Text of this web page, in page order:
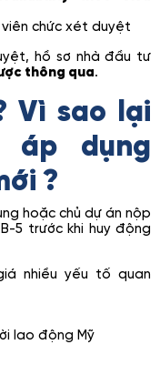
viên chức xét duyệt
hồ sơ nhà đầu tư
thông qua.
Vì sao lại
áp dụng
?
hoặc chủ dự án nộp
5 trước khi huy động
nhiều yếu tố quan
lao động Mỹ